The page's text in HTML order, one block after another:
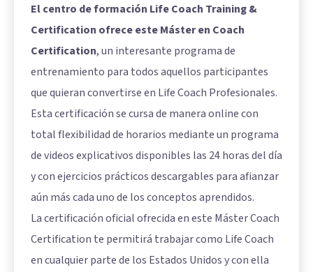
El centro de formación Life Coach Training &
Certification ofrece este Máster en Coach
Certification, un interesante programa de
entrenamiento para todos aquellos participantes
que quieran convertirse en Life Coach Profesionales.
Esta certificación se cursa de manera online con
total flexibilidad de horarios mediante un programa
de videos explicativos disponibles las 24 horas del día
y con ejercicios prácticos descargables para afianzar
aún más cada uno de los conceptos aprendidos.
La certificación oficial ofrecida en este Máster Coach
Certification te permitirá trabajar como Life Coach
en cualquier parte de los Estados Unidos y con ella